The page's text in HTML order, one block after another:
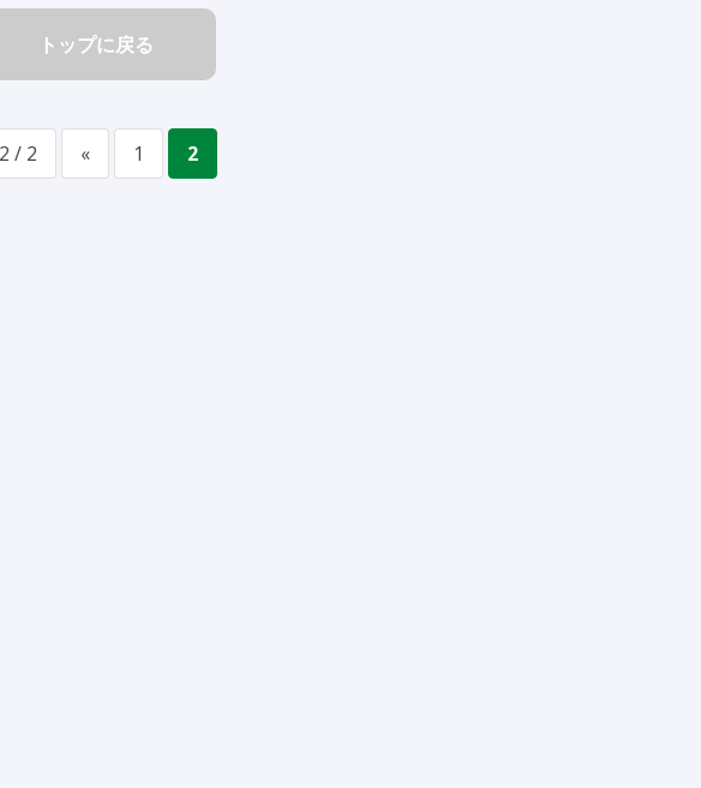
トップに戻る
2 / 2 « 1 2